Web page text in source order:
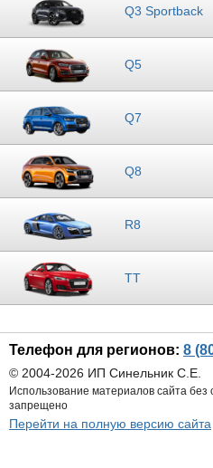
Q3 Sportback
Q5
Q7
Q8
R8
TT
Телефон для регионов: 8
© 2004-2026 ИП Синельник С.Е.
Использование материалов сайта без
запрещено
Перейти на полную версию сайта